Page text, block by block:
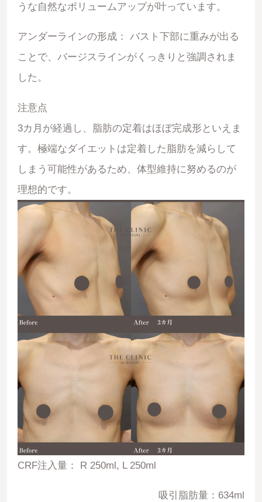
うな自然なボリュームアップが叶っています。
アンダーラインの形成： バスト下部に重みが出る
ことで、バージスラインがくっきりと強調されま
した。
注意点
3カ月が経過し、脂肪の定着はほぼ完成形といえま
す。極端なダイエットは定着した脂肪を減らして
しまう可能性があるため、体型維持に努めるのが
理想的です。
CRF注入量： R 250ml, L 250ml
吸引脂肪量：634ml